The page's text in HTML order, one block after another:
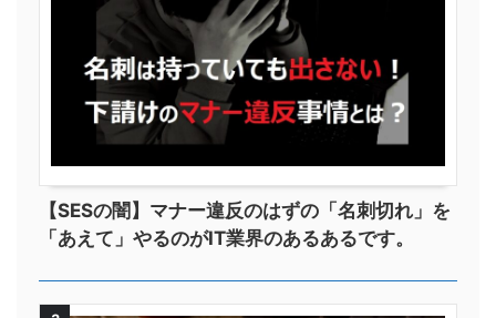
【SESの闇】マナー違反のはずの「名刺切れ」を
「あえて」やるのがIT業界のあるあるです。